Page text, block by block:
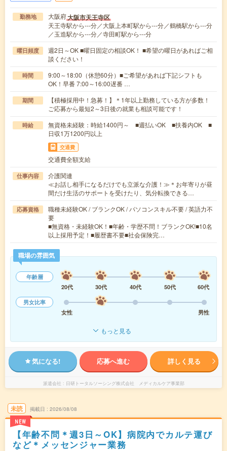
勤務地 大阪府大阪市天王寺区
天王寺駅から---分／大阪上本町駅から---分／鶴橋駅から---分
／玉造駅から---分／寺田町駅から---分
曜日頻度
週2日～OK ■曜日固定の相談OK！ ■希望の曜日があればご相
談ください！
時間
9:00～18:00（休憩60分）■ご希望があれば下記シフトも
OK！早番 7:00～16:00遅番 …
期間
【積極採用中！急募！】＊1年以上勤務している方が多数！
ご応募から最短2～3日後の就業も相談可能です！
時給
無資格未経験：時給1400円～ ■週払いOK ■扶養内OK ■
日収1万1200円以上
交通費
交通費全額支給
仕事内容
介護関連
≪お話し相手になるだけでも立派な介護！≫＊お年寄りが昼
間だけ生活のサポートを受けたり、気分転換できる…
応募資格
職種未経験OK / ブランクOK / パソコンスキル不要 / 英語力不
要
■無資格・未経験OK！■年齢・学歴不問！ブランクOK!■10名
以上採用予定！■履歴書不要■社会保険完…
職場の雰囲気
年齢層
20代
30代 40代 50代
60代
男女比率
女性
男性
もっと見る
気になる! 応募へ進む 詳しく見る
派遣会社 日研トータルソーシング株式会社 メディカルケア事業部
未読
NEW
掲載日 2026/08/08
【年齢不問＊週3日～OK】病院内でカルテ運び
など＊メッセンジャー業務